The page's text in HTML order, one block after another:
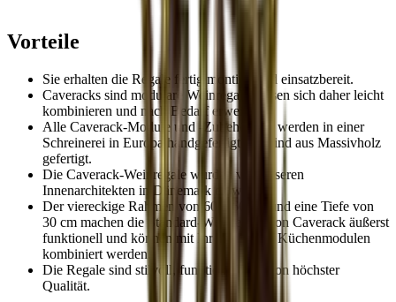
Vorteile
Sie erhalten die Regale fertig montiert und einsatzbereit.
Caveracks sind modulare Weinregale, lassen sich daher leicht
kombinieren und nach Bedarf erweitern.
Alle Caverack-Module und -Zubehörteile werden in einer
Schreinerei in Europa handgefertigt und sind aus Massivholz
gefertigt.
Die Caverack-Weinregale wurden von unseren
Innenarchitekten in Dänemark entworfen.
Der viereckige Rahmen von 60 x 60 cm und eine Tiefe von
30 cm machen die Standard-Weinregale von Caverack äußerst
funktionell und können mit Ihren anderen Küchenmodulen
kombiniert werden.
Die Regale sind stilvoll, funktionell und von höchster
Qualität.